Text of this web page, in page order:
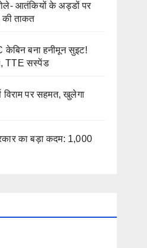
आतंकियों के अड्डों पर
की ताकत
केबिन बना हनीमून सुइट!
TTE सस्पेंड
विराम पर सहमत, खुलेगा
का बड़ा कदम: 1,000